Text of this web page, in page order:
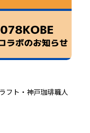
フト・神戸珈琲職人